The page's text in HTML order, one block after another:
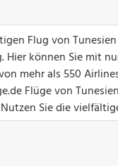
Flug von
Hier können Sie mit
mehr als 550
Flüge von
Sie die